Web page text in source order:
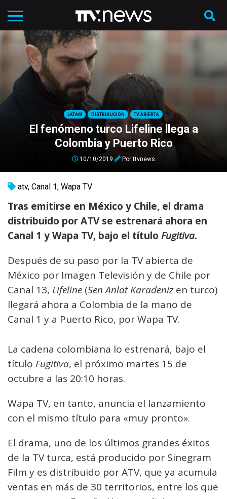
LATAM DISTRIBUCIÓN TV ABIERTA
El fenómeno turco Lifeline llega a
Colombia y Puerto Rico
10/10/2019 Porttvnews
atv, Canal 1, Wapa TV
Tras emitirse en México y Chile, el drama
distribuido por ATV se estrenará ahora en
Canal 1 y Wapa TV, bajo el título Fugitiva.
Después de su paso por la TV abierta de
México por Imagen Televisión y de Chile por
Canal 13, Lifeline (Sen Anlat Karadenizen turco)
llegará ahora a Colombia de la mano de
Canal 1 y a Puerto Rico, por Wapa TV.
La cadena colombiana lo estrenará, bajo el
título Fugitiva, el próximo martes 15 de
octubre a las 20:10 horas.
Wapa TV, en tanto, anuncia el lanzamiento
con el mismo título para «muy pronto».
El drama, uno de los últimos grandes éxitos
de la TV turca, está producido por Sinegram
Film y es distribuido por ATV, que ya acumula
ventas en más de 30 territorios, entre los que